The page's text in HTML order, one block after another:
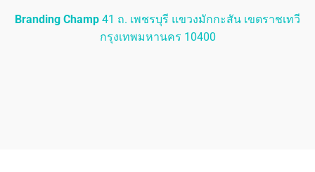
Branding Champ 41 ถ. เพชรบุรี แขวงมักกะสัน เขตราชเทวี
กรุงเทพมหานคร 10400